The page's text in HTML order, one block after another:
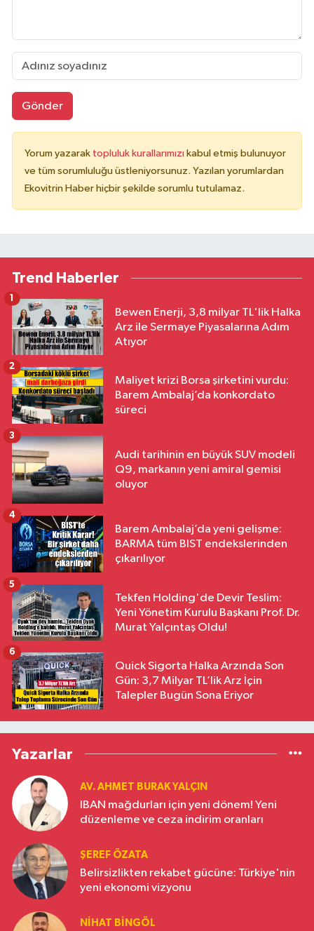
Gönder
Yorum yazarak topluluk kurallarımızı kabul etmiş bulunuyor
ve tüm sorumluluğu üstleniyorsunuz. Yazılan yorumlardan
Ekovitrin Haber hiçbir şekilde sorumlu tutulamaz.
Trend Haberler
Bewen Enerji, 3,8 milyar TL'lik Halka
Arz ile Sermaye Piyasalarına Adım
Atıyor
1
Maliyet krizi Borsa şirketini vurdu:
Barem Ambalaj’da konkordato
süreci
2
Audi tarihinin en büyük SUV modeli
Q9, markanın yeni amiral gemisi
oluyor
3
Barem Ambalaj’da yeni gelişme:
BARMA tüm BIST endekslerinden
çıkarılıyor
4
Tekfen Holding'de Devir Teslim:
Yeni Yönetim Kurulu Başkanı Prof. Dr.
Murat Yalçıntaş Oldu!
5
Quick Sigorta Halka Arzında Son
Gün: 3,7 Milyar TL’lik Arz İçin
Talepler Bugün Sona Eriyor
6
Yazarlar
AV. AHMET BURAK YALÇIN
IBAN mağdurları için yeni dönem! Yeni
düzenleme ve ceza indirim oranları
ŞEREF ÖZATA
Belirsizlikten rekabet gücüne: Türkiye'nin
yeni ekonomi vizyonu
NIHAT BINGÖL